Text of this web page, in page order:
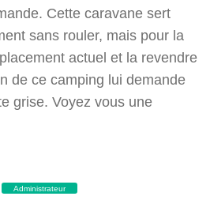
Cette caravane sert
sans rouler, mais pour la
actuel et la revendre
de ce camping lui demande
grise. Voyez vous une
Administrateur